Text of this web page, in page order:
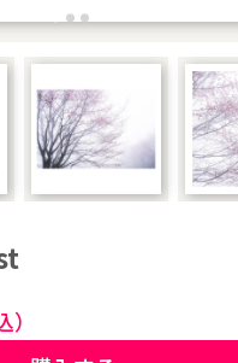
@ユーザー名 / タグ
）